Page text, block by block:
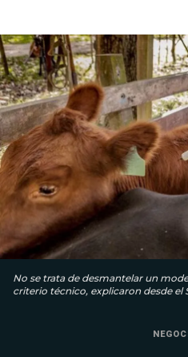
No se trata de desmantelar un
criterio técnico, explicaron desde el